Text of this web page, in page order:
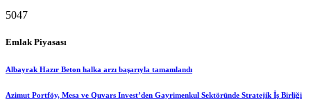
5047
Emlak Piyasası
Albayrak Hazır Beton halka arzı başarıyla tamamlandı
Azimut Portföy, Mesa ve Quvars Invest’den Gayrimenkul Sektöründe Stratejik İş Birliği